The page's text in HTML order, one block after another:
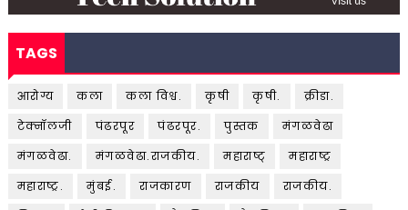
TAGS
आरोग्य कला कला विश्व. कृषी कृषी.
क्रीडा.
टेक्नॉलजी
पंढरपूर पंढरपूर. पुस्तक
मंगळवेढा
मंगळवेढा.
मंगळवेढा.राजकीय. महाराष्ट्
महाराष्ट्र
महाराष्ट्र.
मुंबई. राजकारण राजकीय
राजकीय.